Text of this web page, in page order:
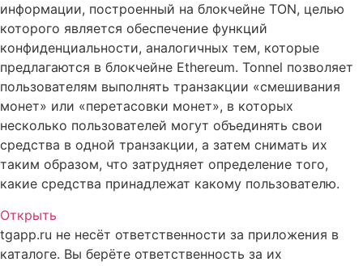
информации, построенный на блокчейне TON, целью
которого является обеспечение функций
конфиденциальности, аналогичных тем, которые
предлагаются в блокчейне Ethereum. Tonnel позволяет
пользователям выполнять транзакции «смешивания
монет» или «перетасовки монет», в которых
несколько пользователей могут объединять свои
средства в одной транзакции, а затем снимать их
таким образом, что затрудняет определение того,
какие средства принадлежат какому пользователю.
Открыть
tgapp.ru не несёт ответственности за приложения в
каталоге. Вы берёте ответственность за их